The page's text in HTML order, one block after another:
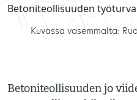
Kuvassa vasemmalta:
Betoniteollisuuden jo